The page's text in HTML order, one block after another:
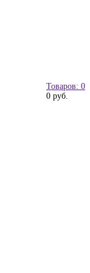
Товаров: 0
0 руб.